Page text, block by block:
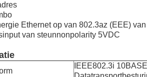
Ethernet op van 802.3az (EEE)
van steunnonpolarity 5VDC
IEEE802.3i